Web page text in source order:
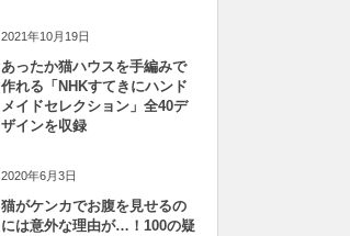
2021年10月19日
あったか猫ハウスを手編みで
作れる「NHKすてきにハンド
メイドセレクション」全40デ
ザインを収録
2020年6月3日
猫がケンカでお腹を見せるの
には意外な理由が…！100の疑